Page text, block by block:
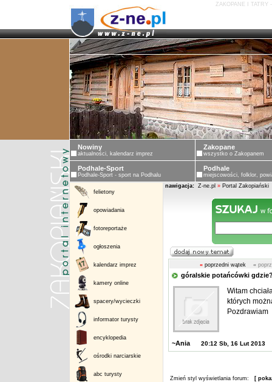
ZAKOPANE I TATRY
Nowiny
aktualności, kalendarz imprez
Zakopane
wszystko o Zakopanem
Podhale-Sport
Podhale-Sport - sport na Podhalu
Podhale
miejscowości, folklor,
felietony
opowiadania
fotoreportaże
ogłoszenia
kalendarz imprez
kamery online
spacery/wycieczki
informator turysty
encyklopedia
ośrodki narciarskie
abc turysty
nawigacja: Z-ne.pl » Portal Zakopiański
«poprzedni wątek «
góralskie potańcówki
Witam
których
Pozdrawiam
~Ania 20:12 Sb, 16 Lut 2013
Zmień styl wyświetlania forum: [